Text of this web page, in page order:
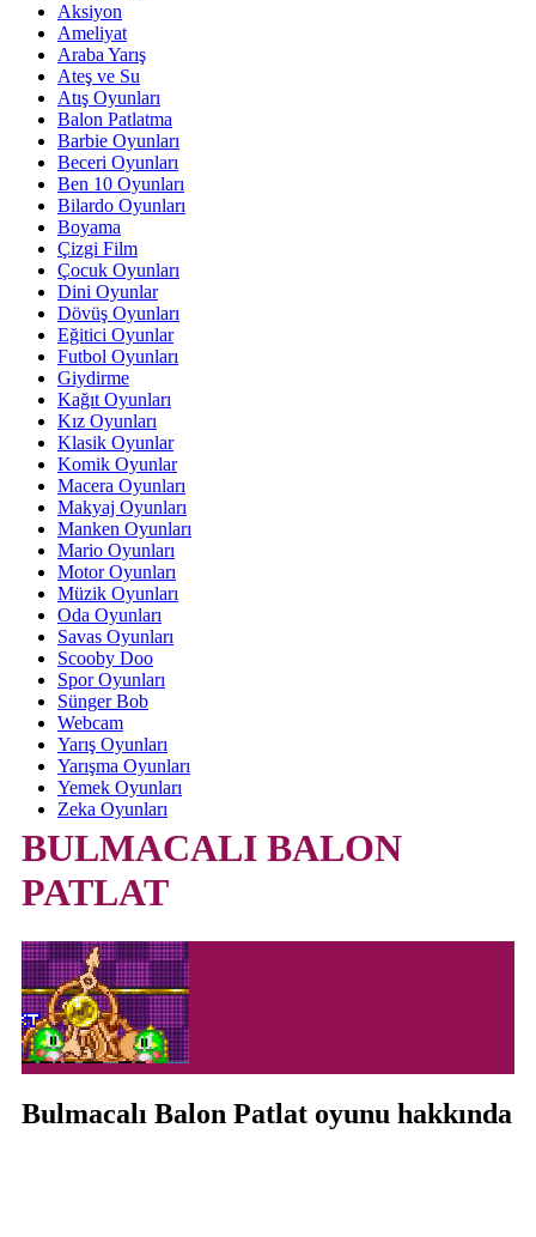
Aksiyon
Ameliyat
Araba Yarış
Ateş ve Su
Atış Oyunları
Balon Patlatma
Barbie Oyunları
Beceri Oyunları
Ben 10 Oyunları
Bilardo Oyunları
Boyama
Çizgi Film
Çocuk Oyunları
Dini Oyunlar
Dövüş Oyunları
Eğitici Oyunlar
Futbol Oyunları
Giydirme
Kağıt Oyunları
Kız Oyunları
Klasik Oyunlar
Komik Oyunlar
Macera Oyunları
Makyaj Oyunları
Manken Oyunları
Mario Oyunları
Motor Oyunları
Müzik Oyunları
Oda Oyunları
Savas Oyunları
Scooby Doo
Spor Oyunları
Sünger Bob
Webcam
Yarış Oyunları
Yarışma Oyunları
Yemek Oyunları
Zeka Oyunları
BULMACALI BALON
PATLAT
Bulmacalı Balon Patlat oyunu hakkında